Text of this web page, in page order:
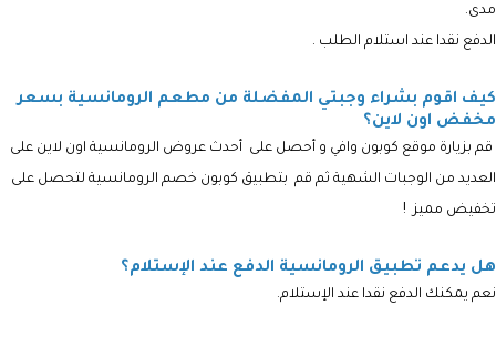
مدى.
الدفع نقدا عند استلام الطلب .
كيف اقوم بشراء وجبتي المفضلة من مطعم الرومانسية بسعر
مخفض اون لاين؟
قم بزيارة موقع كوبون وافي و أحصل على أحدث عروض الرومانسية اون لاين على
العديد من الوجبات الشهية ثم قم بتطبيق كوبون خصم الرومانسية لتحصل على
تخفيض مميز !
هل يدعم تطبيق الرومانسية الدفع عند الإستلام؟
نعم يمكنك الدفع نقدا عند الإستلام.